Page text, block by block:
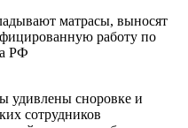
матрасы, выносят
работу по
РФ
удивлены сноровке и
сотрудников